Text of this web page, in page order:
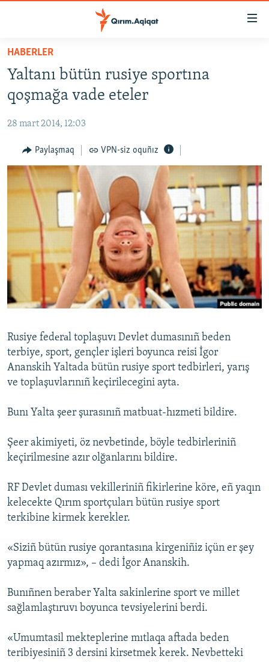
Esas
qaytmaq
Baş
navigatsiyağa
qaytmaq
qaytmaq
HABERLER
İQTİSADİYAT
CEMİYET
MEDENİYET
İNSAN AQLARI
VİDEO
SÜRET
BLOGLAR
FİKİR
Українською
QOŞULIÑIZ!
HABERLER
Yaltanı bütün rusiye sportına
qoşmağa vade eteler
28 mart 2014, 12:03
Paylaşmaq VPN-siz oquñız
Rusiye fedеrаl toplaşuvı Devlet dumasınıñ beden
terbiye, sport, gençler işleri boyunca reisi İgor
Ananskih Yaltada bütün rusiye sport tedbirleri, yarış
ve toplaşuvlarınıñ keçirilecegini ayta.
Bunı Yalta şeer şurasınıñ matbuat-hızmeti bildire.
Şeer akimiyeti, öz nevbetinde, böyle tedbirleriniñ
keçirilmesine azır olğanlarını bildire.
RF Devlet duması vekilleriniñ fikirlerine köre, eñ yaqın
kelecekte Qırım sportçuları bütün rusiye sport
terkibine kirmek kerekler.
«Siziñ bütün rusiye qorantasına kirgeniñiz içün er şey
yapmaq azırmız», – dedi İgor Ananskih.
Bunıñnen beraber Yalta sakinlerine sport ve millet
sağlamlaştıruvı boyunca tevsiyelerini berdi.
«Umumtasil mekteplerine mıtlaqa aftada beden
teribiyesiniñ 3 dersini kirsetmek kerek. Nevbetteki